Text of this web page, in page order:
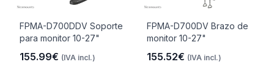
FPMA-D700DDV Soporte
para monitor 10-27"
155.99€ (IVA incl.)
FPMA-D700DV Brazo de
monitor 10-27"
155.52€ (IVA incl.)